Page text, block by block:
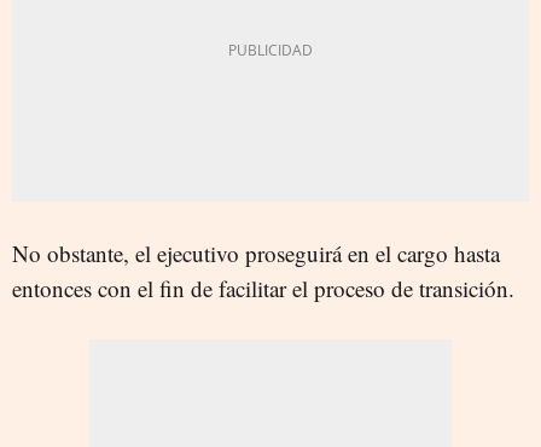
No obstante, el ejecutivo proseguirá en el cargo hasta
entonces con el fin de facilitar el proceso de transición.